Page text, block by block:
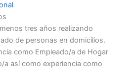
tres años realizando
de personas en domicilios.
como Empleado/a de Hogar
a así como experiencia como